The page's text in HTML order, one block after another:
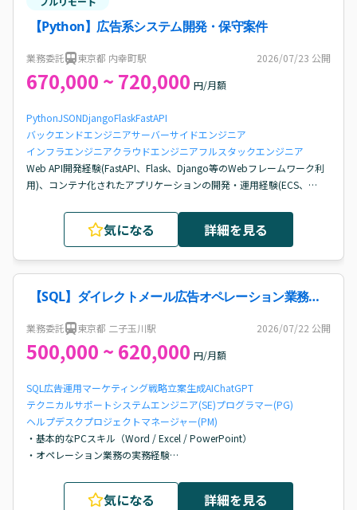
【Python】広告系システム開発・保守案件
業務委託 東京都 内幸町駅 2026/07/23 公開
670,000 ~ 720,000 円/月額
PythonJSONDjangoFlaskFastAPI
バックエンドエンジニアサーバーサイドエンジニア
インフラエンジニアクラウドエンジニアフルスタックエンジニア
Web API開発経験(FastAPI、Flask、Django等のWebフレームワーク利
用)、コンテナ化されたアプリケーションの開発・運用経験(ECS、
発・運用経験( GCP / AWS / Azure)、外部プラットフォームを導入した
開発経験、Gitを利用したチーム開発経験(ブランチ・ PR運用含む)
気になる 詳細を見る
【SQL】ダイレクトメール広告オペレーション業務
業務委託 東京都 二子玉川駅 2026/07/22 公開
500,000 ~ 620,000 円/月額
SQL 広告運用マーケティング戦略立案生成AIChatGPT
テクニカルサポートシステムエンジニア(SE)プログラマー(PG)
ヘルプデスクプロジェクトマネージャー(PM)
・基本的なPCスキル（Word / Excel / PowerPoint）
・オペレーション業務の実務経験
気になる 詳細を見る